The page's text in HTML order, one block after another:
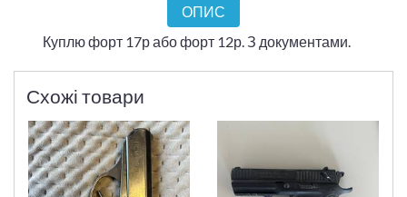
ОПИС
Куплю форт 17р або форт 12р. З документами.
Схожі товари